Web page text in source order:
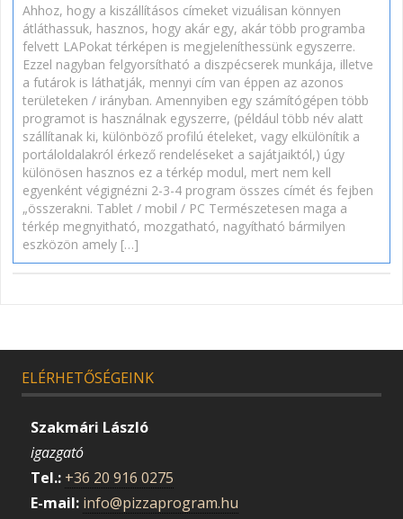
Ahhoz, hogy a kiszállításos címeket vizuálisan könnyen
átláthassuk, hasznos, hogy akár egy, akár több programba
felvett LAPokat térképen is megjeleníthessünk egyszerre.
Ezzel nagyban felgyorsítható a diszpécserek munkája, illetve
a futárok is láthatják, mennyi cím van éppen az azonos
területeken / irányban. Amennyiben egy számítógépen több
programot is használnak egyszerre, (például több név alatt
szállítanak ki, különböző profilú ételeket, vagy elkülönítik a
portáloldalakról érkező rendeléseket a sajátjaiktól,) úgy
különösen hasznos ez a térkép modul, mert nem kell
egyenként végignézni 2-3-4 program összes címét és fejben
„összerakni. Tablet / mobil / PC Természetesen maga a
térkép megnyitható, mozgatható, nagyítható bármilyen
eszközön amely […]
ELÉRHETŐSÉGEINK
Szakmári László
igazgató
Tel.: +36 20 916 0275
E-mail: info@pizzaprogram.hu